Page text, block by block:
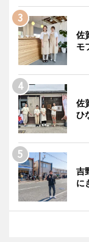
佐
モ
佐
ひ
吉
に